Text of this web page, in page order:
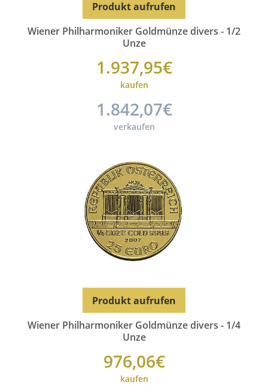
Wiener Philharmoniker Goldmünze divers - 1/2
Unze
1.937,95€
kaufen
1.842,07€
verkaufen
Produkt aufrufen
Wiener Philharmoniker Goldmünze divers - 1/4
Unze
976,06€
kaufen
Produkt aufrufen